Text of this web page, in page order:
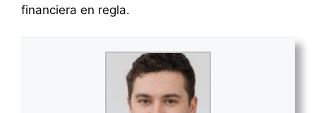
financiera en regla.